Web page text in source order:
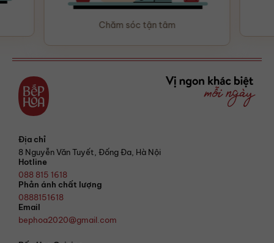
Chăm sóc tận tâm
Địa chỉ
8 Nguyễn Văn Tuyết, Đống Đa, Hà Nội
Hotline
088 815 1618
Phản ánh chất lượng
0888151618
Email
bephoa2020@gmail.com